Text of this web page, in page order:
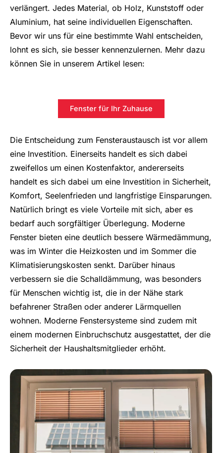
verlängert. Jedes Material, ob Holz, Kunststoff oder
Aluminium, hat seine individuellen Eigenschaften.
Bevor wir uns für eine bestimmte Wahl entscheiden,
lohnt es sich, sie besser kennenzulernen. Mehr dazu
können Sie in unserem Artikel lesen:
Fenster für Ihr Zuhause
Die Entscheidung zum Fensteraustausch ist vor allem
eine Investition. Einerseits handelt es sich dabei
zweifellos um einen Kostenfaktor, andererseits
handelt es sich dabei um eine Investition in Sicherheit,
Komfort, Seelenfrieden und langfristige Einsparungen.
Natürlich bringt es viele Vorteile mit sich, aber es
bedarf auch sorgfältiger Überlegung. Moderne
Fenster bieten eine deutlich bessere Wärmedämmung,
was im Winter die Heizkosten und im Sommer die
Klimatisierungskosten senkt. Darüber hinaus
verbessern sie die Schalldämmung, was besonders
für Menschen wichtig ist, die in der Nähe stark
befahrener Straßen oder anderer Lärmquellen
wohnen. Moderne Fenstersysteme sind zudem mit
einem modernen Einbruchschutz ausgestattet, der die
Sicherheit der Haushaltsmitglieder erhöht.